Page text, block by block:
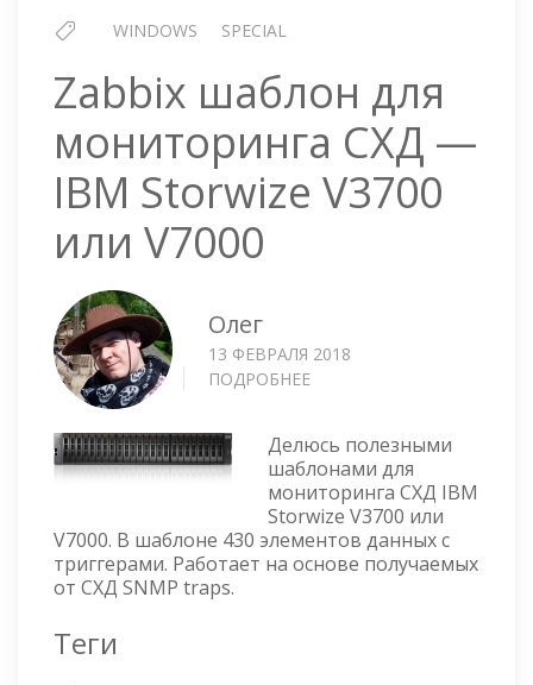
WINDOWS SPECIAL
Zabbix шаблон для
мониторинга СХД —
IBM Storwize V3700
или V7000
Олег
13 ФЕВРАЛЯ 2018
ПОДРОБНЕЕ
ДЛЯ
МОНИТОРИНГА
СХД
—
IBM
Делюсь полезными
шаблонами для
мониторинга СХД IBM
Storwize V3700 или
V7000. В шаблоне 430 элементов данных с
триггерами. Работает на основе получаемых
от СХД SNMP traps.
Теги